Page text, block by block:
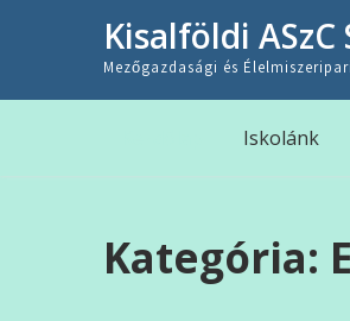
Kisalföldi
Mezőgazdasági és
Iskolánk
Kategória: